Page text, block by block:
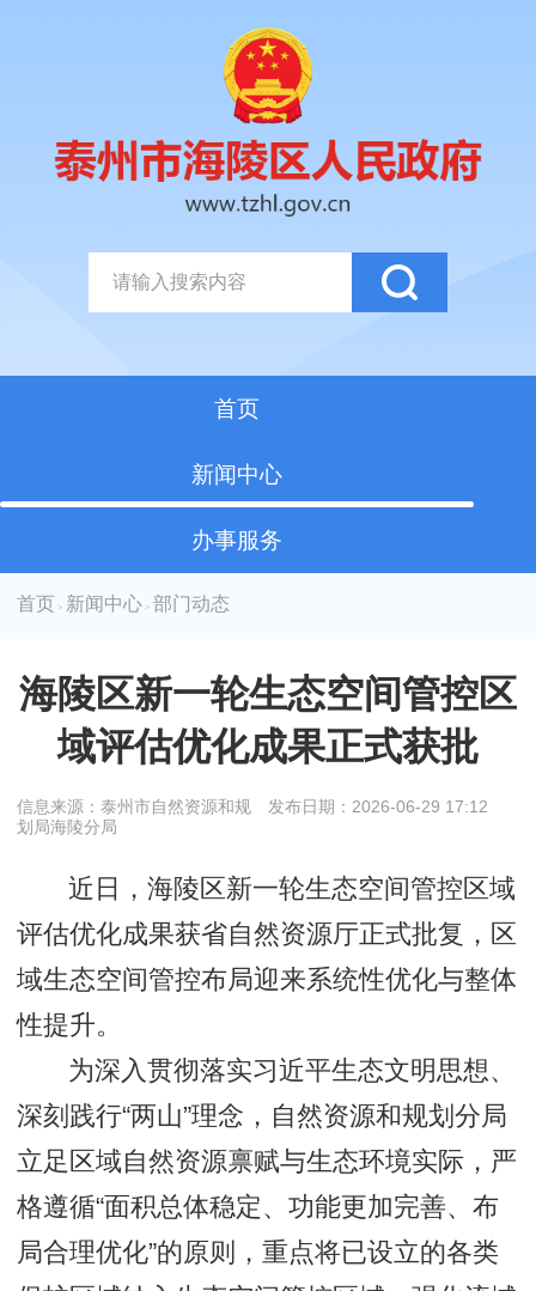
首页
新闻中心
办事服务
首页 > 新闻中心 > 部门动态
海陵区新一轮生态空间管控区
域评估优化成果正式获批
信息来源：泰州市自然资源和规
划局海陵分局
发布日期：2026-06-29 17:12
近日，海陵区新一轮生态空间管控区域
评估优化成果获省自然资源厅正式批复，区
域生态空间管控布局迎来系统性优化与整体
性提升。
为深入贯彻落实习近平生态文明思想、
深刻践行“两山”理念，自然资源和规划分局
立足区域自然资源禀赋与生态环境实际，严
格遵循“面积总体稳定、功能更加完善、布
局合理优化”的原则，重点将已设立的各类